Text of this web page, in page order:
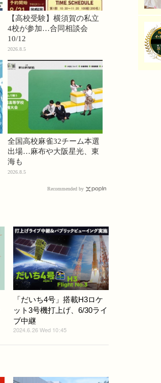
【高校受験】横須賀の私立
4校が参加…合同相談会
10/12
2026.8.5
全国高校麻雀32チーム本選
出場…麻布や大阪星光、東
海も
2026.8.5
Recommended by
「だいち4号」搭載H3ロケ
ット3号機打上げ、6/30ライ
ブ中継
2024.6.26 Wed 10:45